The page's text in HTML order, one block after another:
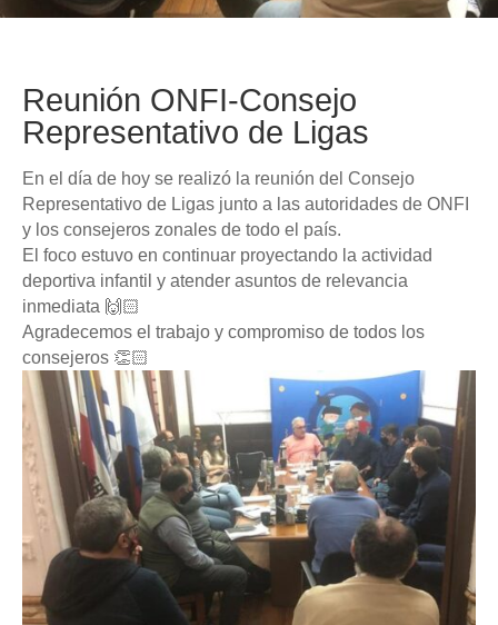
Reunión ONFI-Consejo
Representativo de Ligas
En el día de hoy se realizó la reunión del Consejo
Representativo de Ligas junto a las autoridades de ONFI
y los consejeros zonales de todo el país.
El foco estuvo en continuar proyectando la actividad
deportiva infantil y atender asuntos de relevancia
inmediata 🙌🏻
Agradecemos el trabajo y compromiso de todos los
consejeros 👏🏻